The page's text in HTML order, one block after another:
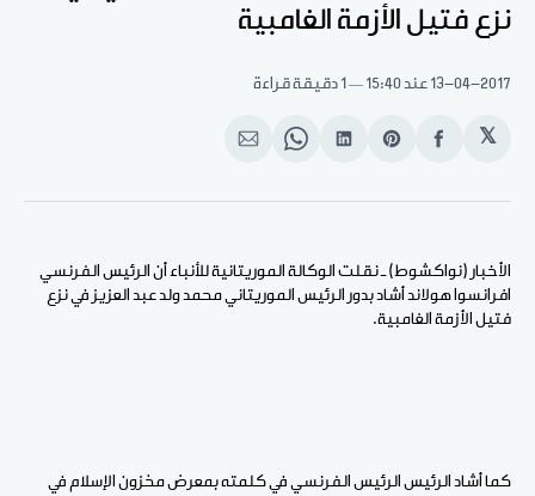
نزع فتيل الأزمة الغامبية
13-04-2017 عند 15:40 1 دقيقة قراءة
𝕏
انشر
الفيسبوك
Share
Pinterest
انشر
لينكد
Share
WhatsApp
انشر
الإيميل
الأخبار (نواكشوط) ـ نقلت الوكالة الموريتانية للأنباء أن الرئيس الفرنسي
افرانسوا هولاند أشاد بدور الرئيس الموريتاني محمد ولد عبد العزيز في نزع
فتيل الأزمة الغامبية.
كما أشاد الرئيس الرئيس الفرنسي في كلمته بمعرض مخزون الإسلام في